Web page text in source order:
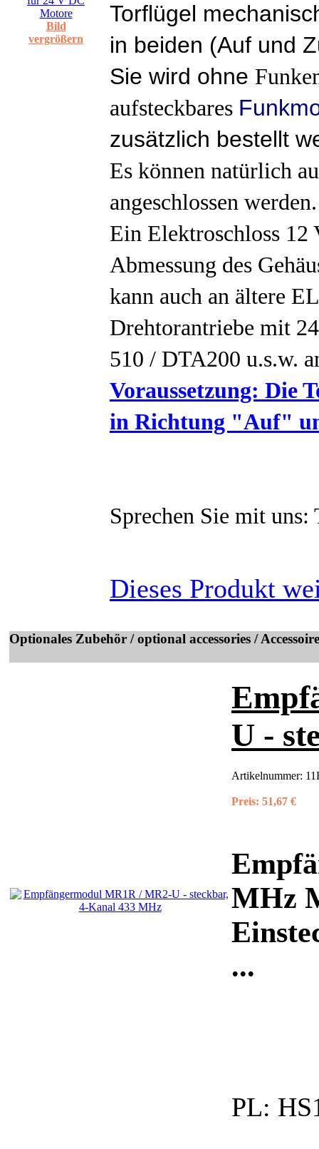
Bild
vergrößern
Torflügel
in beiden (Auf und
Sie wird ohne
aufsteckbares
zusätzlich bestellt
Es können natürlich
angeschlossen werden.
Ein Elektroschloss 12
Abmessung des
kann auch an ältere
Drehtorantriebe mit
510 / DTA200 u.s.w.
Voraussetzung: Die
in Richtung "Auf"
Sprechen Sie mit
Dieses Produkt
Optionales Zubehör / optional accessories /
U -
Artikelnummer:
Preis: 51,67 €
MHz
...
PL: